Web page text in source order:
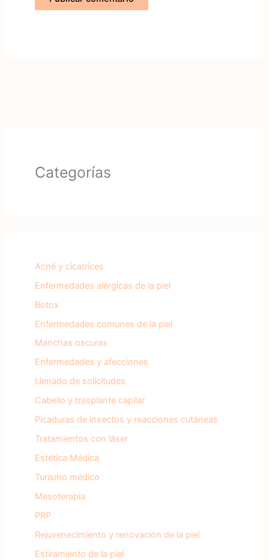
Categorías
Acné y cicatrices
Enfermedades alérgicas de la piel
Botox
Enfermedades comunes de la piel
Manchas oscuras
Enfermedades y afecciones
Llenado de solicitudes
Cabello y trasplante capilar
Picaduras de insectos y reacciones cutáneas
Tratamientos con láser
Estética Médica
Turismo médico
Mesoterapia
PRP
Rejuvenecimiento y renovación de la piel
Estiramiento de la piel